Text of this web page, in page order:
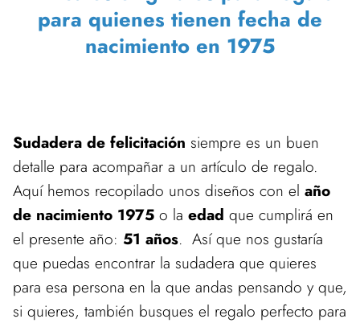
para quienes tienen fecha de
nacimiento en 1975
Sudadera de felicitación siempre es un buen
detalle para acompañar a un artículo de regalo.
Aquí hemos recopilado unos diseños con el año
de nacimiento 1975 o la edad que cumplirá en
el presente año: 51 años. Así que nos gustaría
que puedas encontrar la sudadera que quieres
para esa persona en la que andas pensando y que,
si quieres, también busques el regalo perfecto para